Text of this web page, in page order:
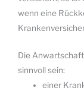
wenn eine
Die
sinnvoll sein:
einer